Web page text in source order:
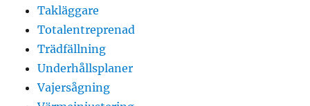
Takläggare
Totalentreprenad
Trädfällning
Underhållsplaner
Vajersågning